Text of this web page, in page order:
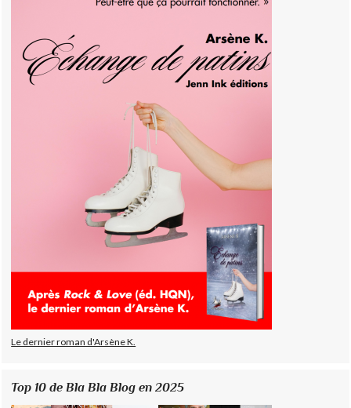
Le dernier roman d'Arsène K.
Top 10 de Bla Bla Blog en 2025